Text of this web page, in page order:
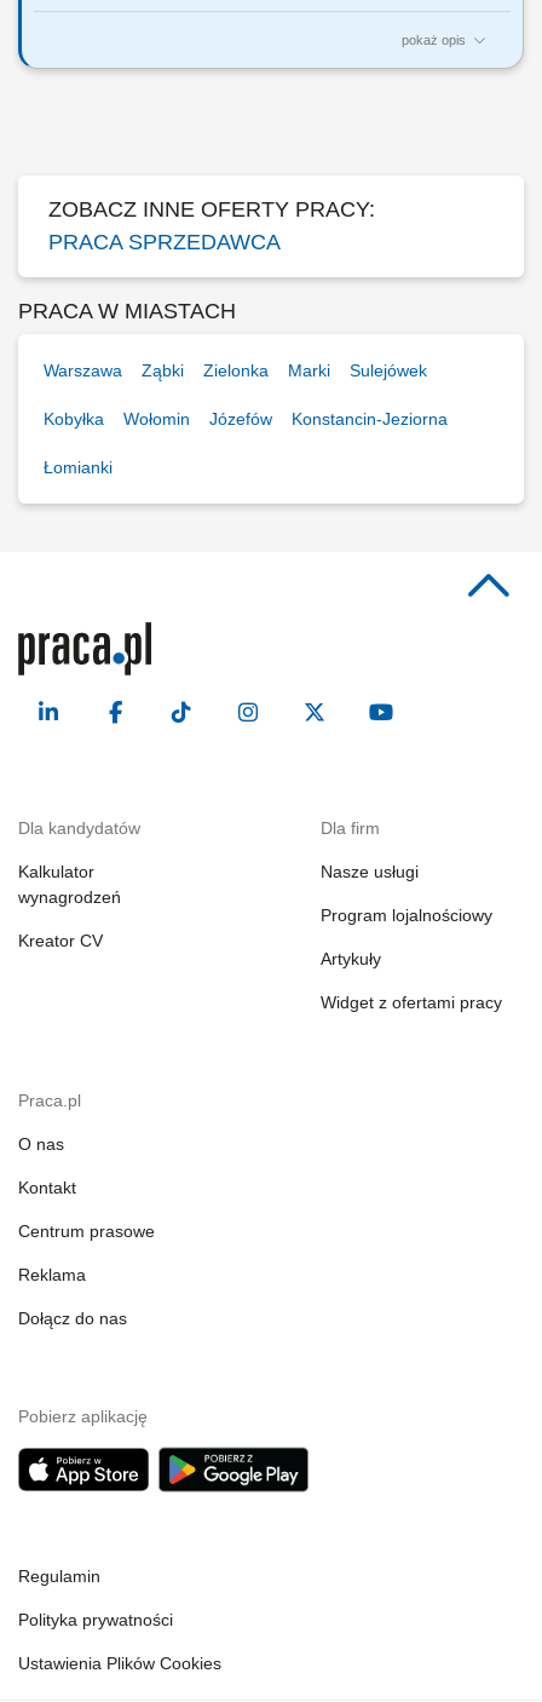
pokaż opis
Twój zakres obowiązków profesjonalna obsługa klienta; obsługa kasy
ZOBACZ INNE OFERTY PRACY:
PRACA SPRZEDAWCA
PRACA W MIASTACH
Warszawa Ząbki Zielonka Marki Sulejówek
Kobyłka Wołomin Józefów Konstancin-Jeziorna
Łomianki
Dla kandydatów
Kalkulator
wynagrodzeń
Kreator CV
Dla firm
Nasze usługi
Program lojalnościowy
Artykuły
Widget z ofertami pracy
Praca.pl
O nas
Kontakt
Centrum prasowe
Reklama
Dołącz do nas
Pobierz aplikację
Regulamin
Polityka prywatności
Ustawienia Plików Cookies